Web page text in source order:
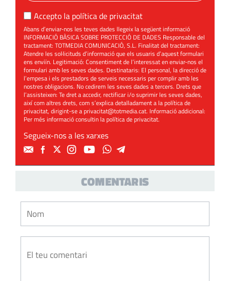
Accepto la política de privacitat
Abans d’enviar-nos les teves dades llegeix la següent informació
INFORMACIÓ BÀSICA SOBRE PROTECCIÓ DE DADES Responsable del
tractament: TOTMEDIA COMUNICACIÓ, S.L. Finalitat del tractament:
Atendre les sol·licituds d’informació que els usuaris d’aquest formulari
ens enviïn. Legitimació: Consentiment de l’interessat en enviar-nos el
formulari amb les seves dades. Destinataris: El personal, la direcció de
l’empesa i els prestadors de serveis necessaris per complir amb les
nostres obligacions. No cedirem les seves dades a tercers. Drets que
l’assisteixen: Te dret a accedir, rectificar i/o suprimir les seves dades,
així com altres drets, com s’explica detalladament a la política de
privacitat, dirigint-se aprivacitat@totmedia.cat. Informació addicional:
Per més informació consultin lapolítica de privacitat.
Segueix-nos a les xarxes
COMENTARIS